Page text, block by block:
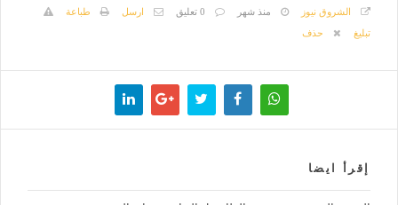
الشروق نيوز منذ شهر 0 تعليق ارسل
طباعة
تبليغ
حذف
إقرأ ايضا